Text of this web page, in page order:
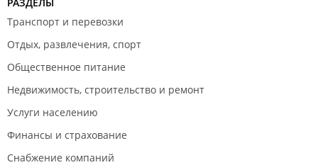
Транспорт и перевозки
Отдых, развлечения, спорт
Общественное питание
Недвижимость, строительство и ремонт
Услуги населению
Финансы и страхование
Снабжение компаний